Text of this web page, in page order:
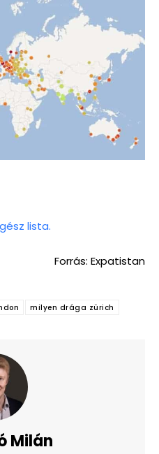
lista.
Forrás: Expatistan
milyen drága zürich
Milán